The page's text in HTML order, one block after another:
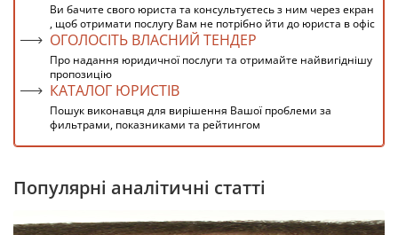
Ви бачите свого юриста та консультуєтесь з ним через екран
, щоб отримати послугу Вам не потрібно йти до юриста в офіс
ОГОЛОСІТЬ ВЛАСНИЙ ТЕНДЕР
Про надання юридичної послуги та отримайте найвигіднішу
пропозицію
КАТАЛОГ ЮРИСТІВ
Пошук виконавця для вирішення Вашої проблеми за
фильтрами, показниками та рейтингом
Популярні аналітичні статті